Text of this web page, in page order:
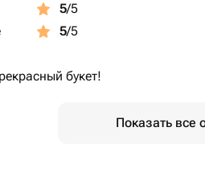
5/5
5/5
букет!
Показать все